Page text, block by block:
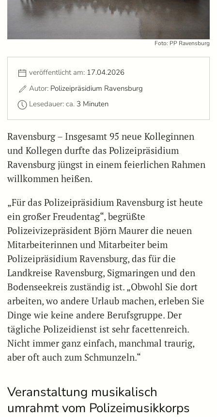
Foto: PP Ravensburg
veröffentlicht am: 17.04.2026
Autor: Polizeipräsidium Ravensburg
Lesedauer: ca. 3 Minuten
Ravensburg – Insgesamt 95 neue Kolleginnen
und Kollegen durfte das Polizeipräsidium
Ravensburg jüngst in einem feierlichen Rahmen
willkommen heißen.
„Für das Polizeipräsidium Ravensburg ist heute
ein großer Freudentag“, begrüßte
Polizeivizepräsident Björn Maurer die neuen
Mitarbeiterinnen und Mitarbeiter beim
Polizeipräsidium Ravensburg, das für die
Landkreise Ravensburg, Sigmaringen und den
Bodenseekreis zuständig ist. „Obwohl Sie dort
arbeiten, wo andere Urlaub machen, erleben Sie
Dinge wie keine andere Berufsgruppe. Der
tägliche Polizeidienst ist sehr facettenreich.
Nicht immer ganz einfach, manchmal traurig,
aber oft auch zum Schmunzeln.“
Veranstaltung musikalisch
umrahmt vom Polizeimusikkorps